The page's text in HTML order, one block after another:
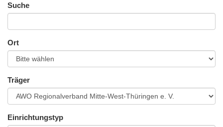
Suche
Ort
Träger
Einrichtungstyp